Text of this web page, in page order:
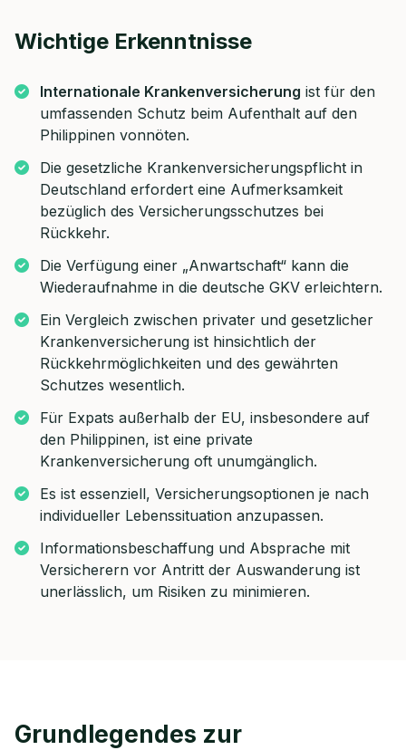
Wichtige Erkenntnisse
Internationale Krankenversicherung ist für den
umfassenden Schutz beim Aufenthalt auf den
Philippinen vonnöten.
Die gesetzliche Krankenversicherungspflicht in
Deutschland erfordert eine Aufmerksamkeit
bezüglich des Versicherungsschutzes bei
Rückkehr.
Die Verfügung einer „Anwartschaft“ kann die
Wiederaufnahme in die deutsche GKV erleichtern.
Ein Vergleich zwischen privater und gesetzlicher
Krankenversicherung ist hinsichtlich der
Rückkehrmöglichkeiten und des gewährten
Schutzes wesentlich.
Für Expats außerhalb der EU, insbesondere auf
den Philippinen, ist eine private
Krankenversicherung oft unumgänglich.
Es ist essenziell, Versicherungsoptionen je nach
individueller Lebenssituation anzupassen.
Informationsbeschaffung und Absprache mit
Versicherern vor Antritt der Auswanderung ist
unerlässlich, um Risiken zu minimieren.
Grundlegendes zur